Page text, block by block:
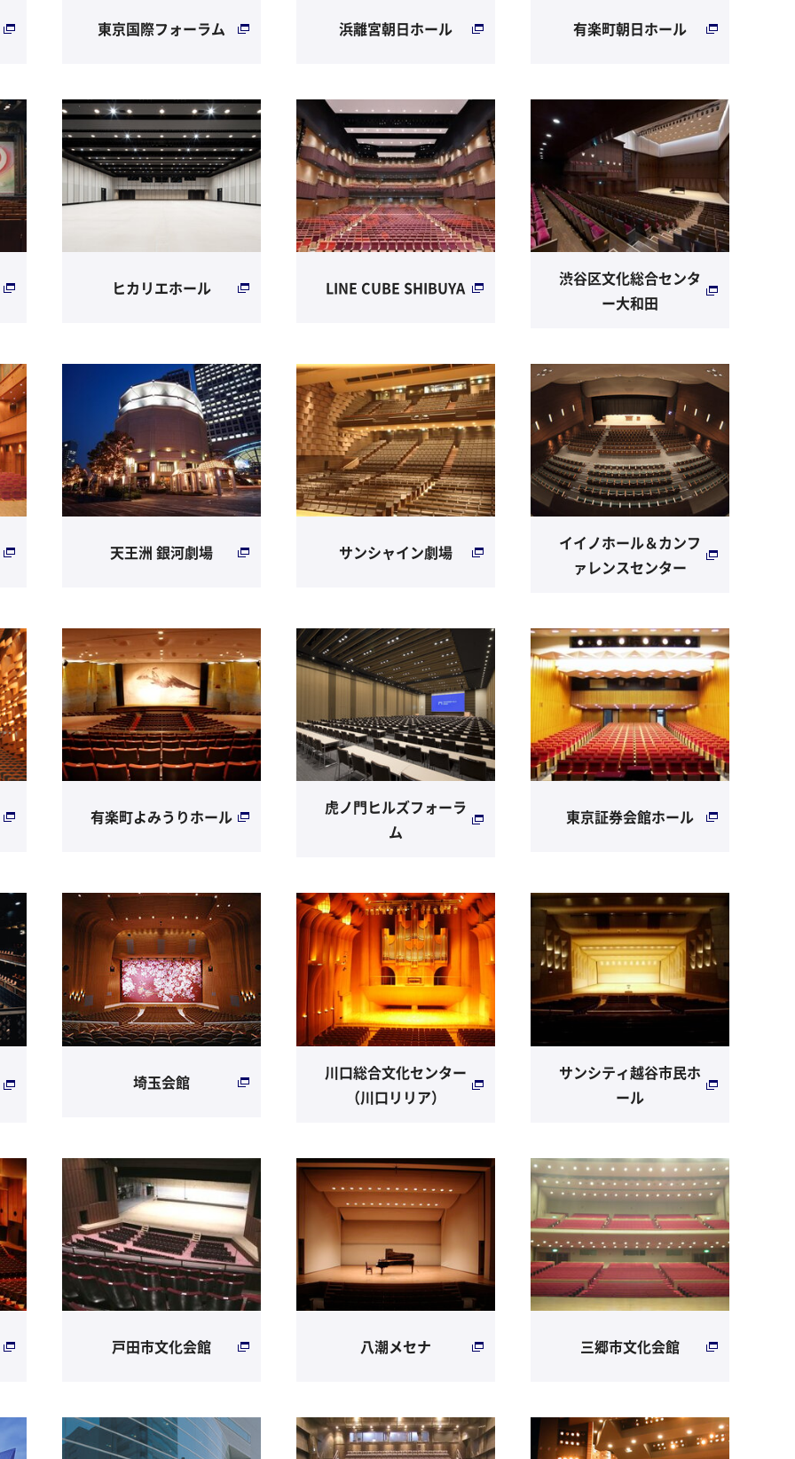
東京国際フォーラム 浜離宮朝日ホール 有楽町朝日ホール
ヒカリエホール LINE CUBE SHIBUYA
渋谷区文化総合センタ
ー大和田
天王洲 銀河劇場 サンシャイン劇場
イイノホール＆カンフ
ァレンスセンター
有楽町よみうりホール
虎ノ門ヒルズフォーラ
ム
東京証券会館ホール
埼玉会館
川口総合文化センター
（川口リリア）
サンシティ越谷市民ホ
ール
戸田市文化会館 八潮メセナ 三郷市文化会館